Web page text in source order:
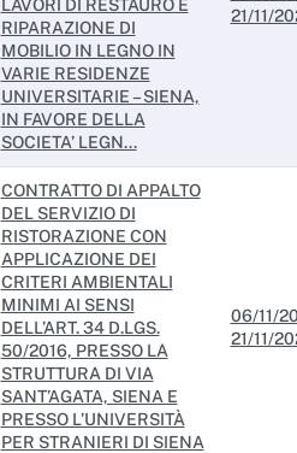
LAVORI DI RESTAURO E
RIPARAZIONE DI
MOBILIO IN LEGNO IN
VARIE RESIDENZE
UNIVERSITARIE – SIENA,
IN FAVORE DELLA
SOCIETA’ LEGN...
21/11/
CONTRATTO DI APPALTO
DEL SERVIZIO DI
RISTORAZIONE CON
APPLICAZIONE DEI
CRITERI AMBIENTALI
MINIMI AI SENSI
DELL’ART. 34 D.LGS.
50/2016, PRESSO LA
STRUTTURA DI VIA
SANT’AGATA, SIENA E
PRESSO L’UNIVERSITÀ
PER STRANIERI DI SIENA
06/11/
21/11/